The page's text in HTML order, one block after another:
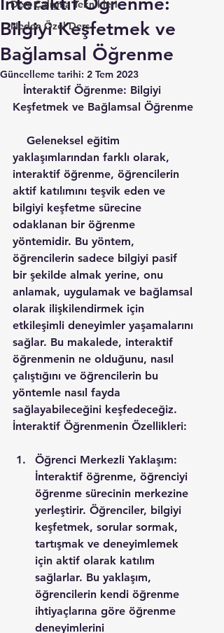
Ders Çalışma Teknikleri
Neden Özel Ders
Bilgiyi Keşfetmek ve
Bağlamsal Öğrenme
Güncelleme tarihi: 2 Tem 2023
Keşfetmek ve Bağlamsal Öğrenme
yaklaşımlarından farklı olarak,
interaktif öğrenme, öğrencilerin
aktif katılımını teşvik eden ve
bilgiyi keşfetme sürecine
odaklanan bir öğrenme
yöntemidir. Bu yöntem,
öğrencilerin sadece bilgiyi pasif
bir şekilde almak yerine, onu
anlamak, uygulamak ve bağlamsal
olarak ilişkilendirmek için
etkileşimli deneyimler yaşamalarını
sağlar. Bu makalede, interaktif
öğrenmenin ne olduğunu, nasıl
çalıştığını ve öğrencilerin bu
yöntemle nasıl fayda
sağlayabileceğini keşfedeceğiz.
İnteraktif Öğrenmenin Özellikleri:
Öğrenci Merkezli Yaklaşım:
İnteraktif öğrenme, öğrenciyi
öğrenme sürecinin merkezine
yerleştirir. Öğrenciler, bilgiyi
keşfetmek, sorular sormak,
tartışmak ve deneyimlemek
için aktif olarak katılım
sağlarlar. Bu yaklaşım,
öğrencilerin kendi öğrenme
ihtiyaçlarına göre öğrenme
deneyimlerini